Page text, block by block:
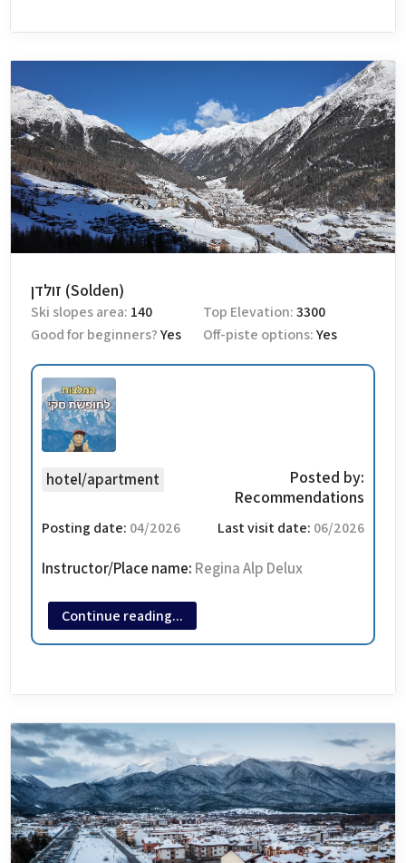
במחלבה. מתחם גלישה לא גדול, תוך יומיים שלושה עברנו על כל
המסלולים. כן חידשו שם הרבה ליפטים והכל היה מתוקתק ומתוחזק.
העיירה אכן ממוקמת גבוה וקר שם בטירוף
זולדן (Solden)
Ski slopes area: 140 Top Elevation:3300
Good for beginners?Yes Off-piste options:Yes
hotel/apartment
Posted by:
Recommendations
Last visit date: 06/2026
Posting date: 04/2026
Instructor/Place name: Regina Alp Delux
General impression of a service provider
יש מישהו בקבלה, ובמקרים כאלה צריך לאשות צ׳ק אין בסנים
הראשי שלהם שנמצא ליד הגונדולה השנייה - Gaislachkogl
Continue reading...